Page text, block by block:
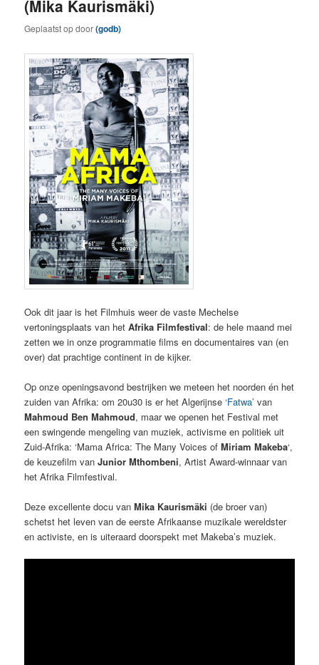
(Mika Kaurismäki)
Geplaatst opdoor(godb)
Ook dit jaar is het Filmhuis weer de vaste Mechelse
vertoningsplaats van hetAfrika Filmfestival: de hele maand mei
zetten we in onze programmatie films en documentaires van (en
over) dat prachtige continent in de kijker.
Op onze openingsavond bestrijken we meteen het noorden én het
zuiden van Afrika: om 20u30 is er het Algerijnse‘Fatwa’ van
Mahmoud Ben Mahmoud, maar we openen het Festival met
een swingende mengeling van muziek, activisme en politiek uit
Zuid-Afrika: ‘Mama Africa: The Many Voices ofMiriam Makeba‘,
de keuzefilm vanJunior Mthombeni, Artist Award-winnaar van
het Afrika Filmfestival.
Deze excellente docu vanMika Kaurismäki (de broer van)
schetst het leven van de eerste Afrikaanse muzikale wereldster
en activiste, en is uiteraard doorspekt met Makeba’s muziek.